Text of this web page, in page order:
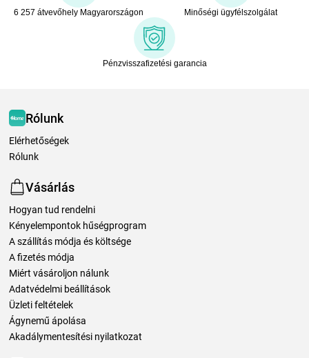
6 257 átvevőhely Magyarországon Minőségi ügyfélszolgálat
Pénzvisszafizetési garancia
Rólunk
Elérhetőségek
Rólunk
Vásárlás
Hogyan tud rendelni
Kényelempontok hűségprogram
A szállítás módja és költsége
A fizetés módja
Miért vásároljon nálunk
Adatvédelmi beállítások
Üzleti feltételek
Ágynemű ápolása
Akadálymentesítési nyilatkozat